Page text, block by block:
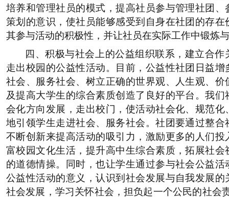
培养和管理社员的模式，提高社员参与管理社团、
策划的意识，使社员能够感受到自身在社团的存在
其参与活动的积极性，并让社员在实际工作中锻炼
四、积极与社会上的公益组织联系，建立合作
走出校园的公益性活动。目前，公益性社团日益增
社会、服务社会、树立正确的世界观、人生观、价
及提高大学生的综合素质创造了良好的平台。我们
会化方向发展，走出校门，使活动社会化、规范化
地引领学生走进社会、服务社会。社团要通过整合
不断创新来提高活动的吸引力，激励更多的人们投
富校园文化生活，提升高中生综合素质，拓展社会
的道德情操。同时，也让学生通过参与社会公益活
公益性活动的意义，认识到社会发展与自我发展的
社会发展，学习关怀社会，担负起一个公民的社会